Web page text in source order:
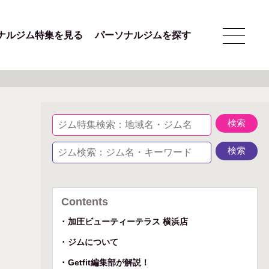
ルジム特集を見る パーソナルジムを探す
Contents
加圧ビューティーテラス 横浜店
ジムについて
Getfit編集部が解説！